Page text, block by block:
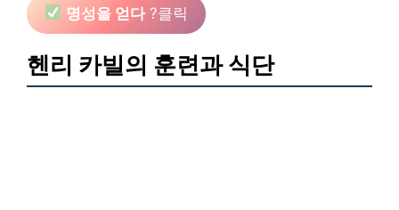
명성을 얻다?클릭
헨리 카빌의 훈련과 식단